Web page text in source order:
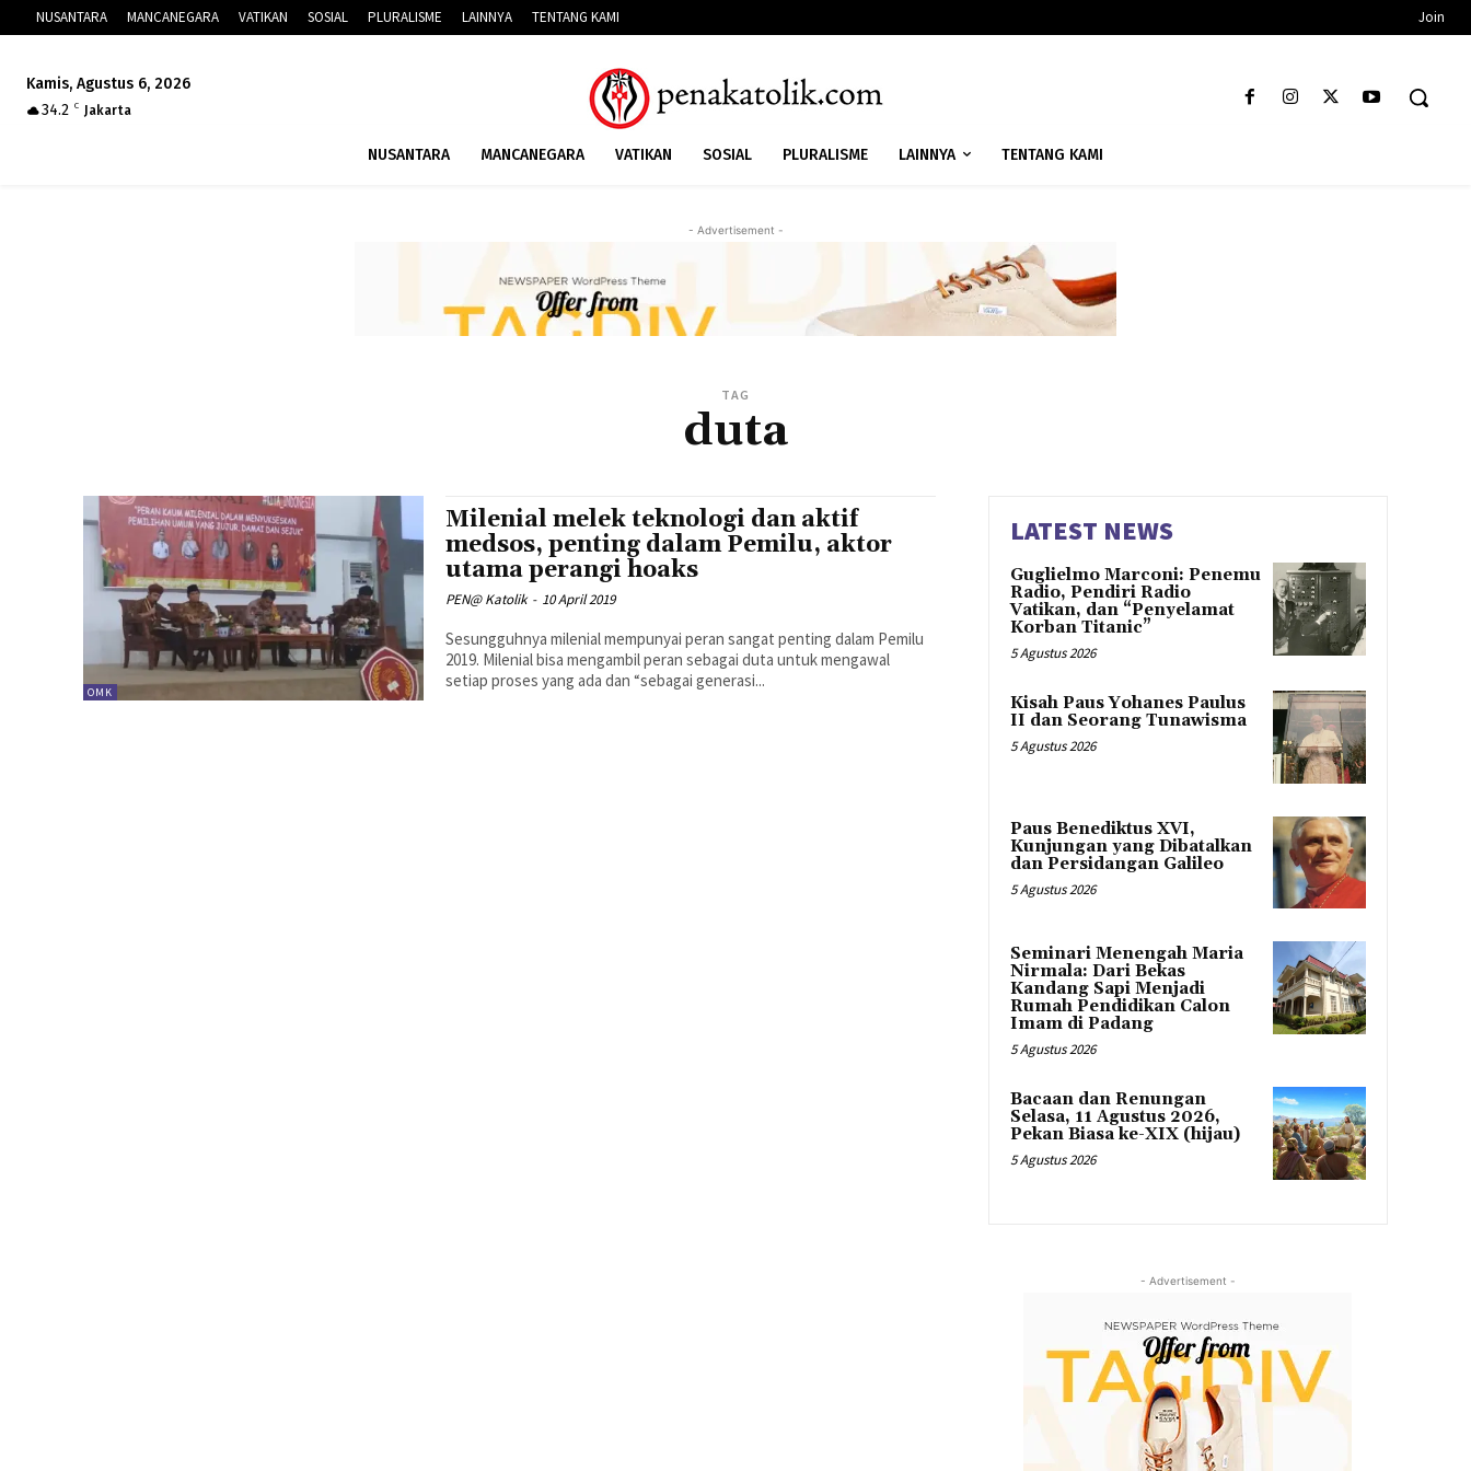
NUSANTARA MANCANEGARA VATIKAN SOSIAL PLURALISME LAINNYA TENTANG KAMI Join
Kamis, Agustus 6, 2026
34.2 C Jakarta
NUSANTARA MANCANEGARA VATIKAN SOSIAL PLURALISME LAINNYA TENTANG KAMI
- Advertisement -
TAG
duta
OMK
Milenial melek teknologi dan aktif
medsos, penting dalam Pemilu, aktor
utama perangi hoaks
PEN@ Katolik - 10 April 2019
Sesungguhnya milenial mempunyai peran sangat penting dalam Pemilu
2019. Milenial bisa mengambil peran sebagai duta untuk mengawal
setiap proses yang ada dan “sebagai generasi...
LATEST NEWS
Guglielmo Marconi: Penemu
Radio, Pendiri Radio
Vatikan, dan “Penyelamat
Korban Titanic”
5 Agustus 2026
Kisah Paus Yohanes Paulus
II dan Seorang Tunawisma
5 Agustus 2026
Paus Benediktus XVI,
Kunjungan yang Dibatalkan
dan Persidangan Galileo
5 Agustus 2026
Seminari Menengah Maria
Nirmala: Dari Bekas
Kandang Sapi Menjadi
Rumah Pendidikan Calon
Imam di Padang
5 Agustus 2026
Bacaan dan Renungan
Selasa, 11 Agustus 2026,
Pekan Biasa ke-XIX (hijau)
5 Agustus 2026
- Advertisement -